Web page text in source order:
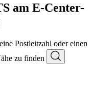
am E-Center-
Postleitzahl oder einen
zu finden